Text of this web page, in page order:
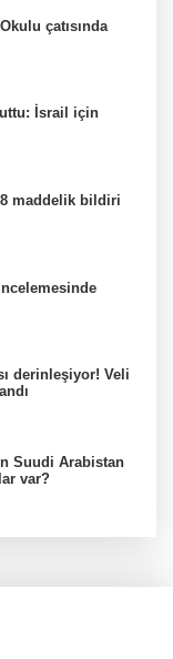
çatısında
İsrail için
8 maddelik bildiri
derinleşiyor! Veli
Suudi Arabistan
var?
kritik